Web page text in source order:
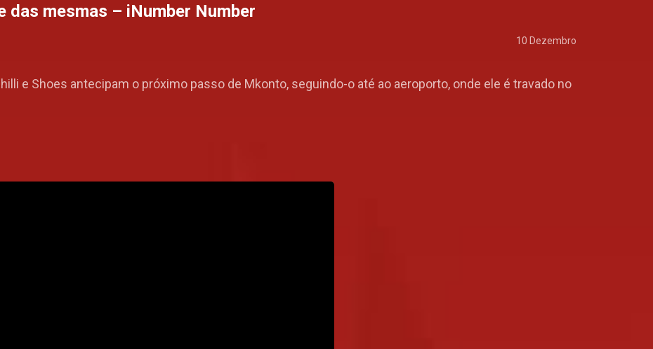
das mesmas – iNumber Number
10 Dezembro
e Shoes antecipam o próximo passo de Mkonto, seguindo-o até ao aeroporto, onde ele é travado no